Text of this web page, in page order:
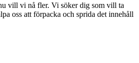
vill vi nå fler. Vi söker dig som vill ta
oss att förpacka och sprida det innehåll